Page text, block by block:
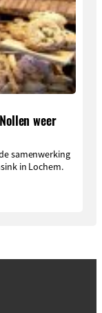
weer
samenwerking
in Lochem.